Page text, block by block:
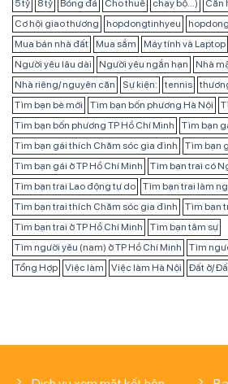
5 tỷ 8 tỷ Bóng đá Cho thuê chạy bộ...)
Căn
Cơ hội giao thương
hopdongtinhyeu
Mua bán nhà đất
Mua sắm Máy tính và Laptop
Người yêu lâu dài
Người yêu ngắn hạn Nhà
Nhà riêng/ nguyên căn
Sự kiện: tennis
Tìm bạn bè mới
Tìm bạn bốn phương Hà Nội
Tìm bạn bốn phương TP Hồ Chí Minh
Tìm bạn
Tìm bạn gái thích Chăm sóc gia đình
Tìm bạn
Tìm bạn gái ở TP Hồ Chí Minh
Tìm bạn trai có
Tìm bạn trai Lao động tự do
Tìm bạn trai làm
Tìm bạn trai thích Chăm sóc gia đình
Tìm bạn
Tìm bạn trai ở TP Hồ Chí Minh
Tìm bạn tâm sự
Tìm người yêu (nam) ở TP Hồ Chí Minh
Tìm
Tổng Hợp
Việc làm Việc làm Hà Nội Đất ở/